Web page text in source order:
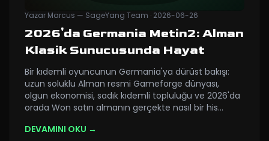
Yazar Marcus — SageYang Team · 2026-06-26
2026'da Germania Metin2: Alman
Klasik Sunucusunda Hayat
Bir kıdemli oyuncunun Germania'ya dürüst bakışı:
uzun soluklu Alman resmi Gameforge dünyası,
olgun ekonomisi, sadık kıdemli topluluğu ve 2026'da
orada Won satın almanın gerçekte nasıl bir his…
DEVAMINI OKU →